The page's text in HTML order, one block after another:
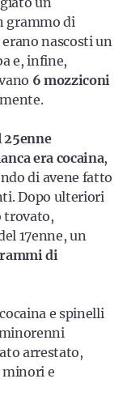
grammo di
nascosti un
e, infine,
6 mozziconi
era cocaina,
di avene fatto
Dopo ulteriori
trovato,
17enne, un
di
e spinelli
arrestato,
minori e